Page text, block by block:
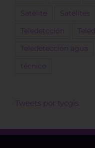
Satélite Satélites
Teledetcción
Teledetección agua
técnico
Tweets por tycgis